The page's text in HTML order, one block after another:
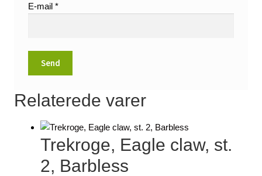
E-mail*
Relaterede varer
Trekroge, Eagle claw, st.
2, Barbless